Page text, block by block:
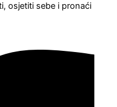
osjetiti sebe i pronaći